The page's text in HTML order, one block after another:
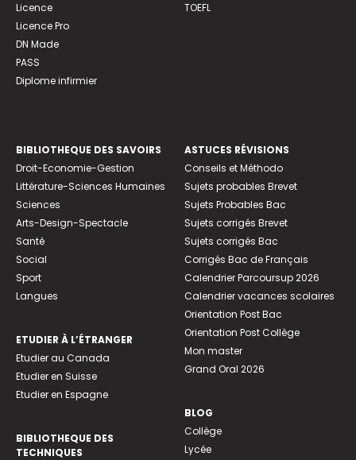
Licence
Licence Pro
DN Made
PASS
Diplome infirmier
TOEFL
BIBLIOTHEQUE DES SAVOIRS
Droit-Economie-Gestion
Littérature-Sciences Humaines
Sciences
Arts-Design-Spectacle
Santé
Social
Sport
Langues
ETUDIER À L’ÉTRANGER
Etudier au Canada
Etudier en Suisse
Etudier en Espagne
BIBLIOTHEQUE DES
TECHNIQUES
ASTUCES RÉVISIONS
Conseils et Méthodo
Sujets probables Brevet
Sujets Probables Bac
Sujets corrigés Brevet
Sujets corrigés Bac
Corrigés Bac de Français
Calendrier Parcoursup 2026
Calendrier vacances scolaires
Orientation Post Bac
Orientation Post Collège
Mon master
Grand Oral 2026
BLOG
Collège
Lycée